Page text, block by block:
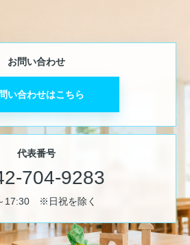
お問い合わせ
い合わせはこちら
代表番号
704-9283
17:30 ※日祝を除く